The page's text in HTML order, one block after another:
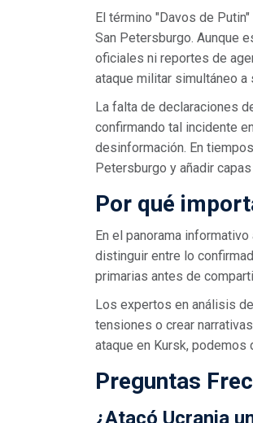
El término "Davos de
San Petersburgo. Aunque
oficiales ni reportes de
ataque militar simultáneo a
La falta de declaraciones
confirmando tal incidente
desinformación. En
Petersburgo y añadir
Por qué
En el panorama
distinguir entre lo
primarias antes de
Los expertos en análisis
tensiones o crear
ataque en Kursk,
Preguntas
¿Atacó Ucrania